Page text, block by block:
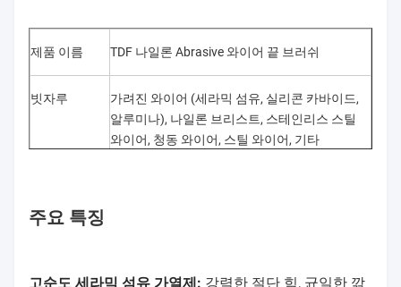
제품 이름 TDF 나일론 Abrasive 와이어 끝 브러쉬
빗자루
가려진 와이어 (세라믹 섬유, 실리콘 카바이드,
알루미나), 나일론 브리스트, 스테인리스 스틸
와이어, 청동 와이어, 스틸 와이어, 기타
주요 특징
고순도 세라믹 섬유 가열제: 강력한 절단 힘, 균일한 깎